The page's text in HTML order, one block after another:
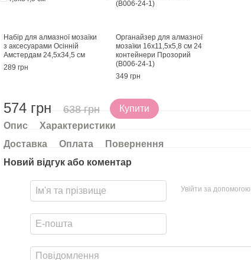
Набір для алмазної мозаїки
з аксесуарами Осінній
Амстердам 24,5х34,5 см
289 грн
Органайзер для алмазної
мозаїки 16х11,5х5,8 см 24
контейнери Прозорий
(B006-24-1)
349 грн
574 грн 638 грн Купити
Опис
Характеристики
Доставка
Оплата
Повернення
Новий відгук або коментар
Увійти за допомогою